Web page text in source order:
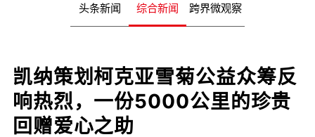
头条新闻 综合新闻 跨界微观察
凯纳策划柯克亚雪菊公益众筹反
响热烈，一份5000公里的珍贵
回赠爱心之助